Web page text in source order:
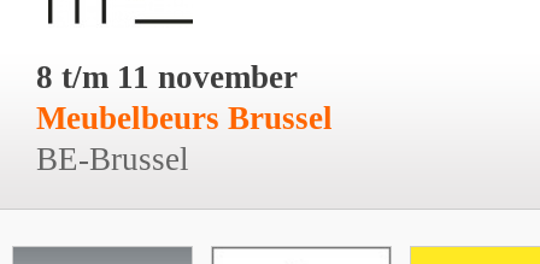
8 t/m 11 november
Meubelbeurs Brussel
BE-Brussel